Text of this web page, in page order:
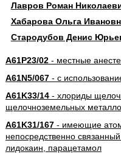
Лавров Роман
Хабарова Ольга
Стародубов Денис
A61P23/02- местные
A61N5/067- с
A61K33/14- хлориды
щелочноземельных
A61K31/167- имеющие атом
непосредственно
лидокаин, парацетамол